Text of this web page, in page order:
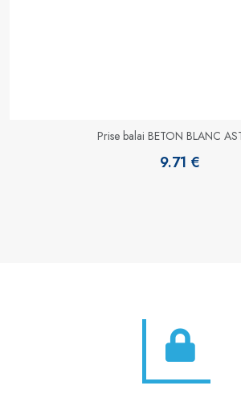
Prise balai BETON BLANC
9.71 €